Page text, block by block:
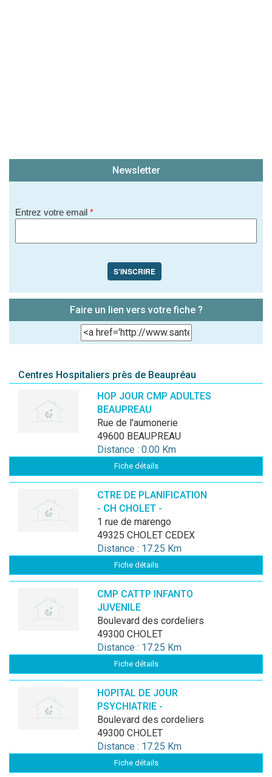
Newsletter
Entrez votre email *
S'INSCRIRE
Faire un lien vers votre fiche ?
Centres Hospitaliers près de Beaupréau
HOP JOUR CMP ADULTES
BEAUPREAU
rue de l'aumonerie
49600 BEAUPREAU
Distance : 0.00 Km
Fiche détails
CTRE DE PLANIFICATION
- CH CHOLET -
1 rue de marengo
49325 CHOLET CEDEX
Distance : 17.25 Km
Fiche détails
CMP CATTP INFANTO
JUVENILE
boulevard des cordeliers
49300 CHOLET
Distance : 17.25 Km
Fiche détails
HOPITAL DE JOUR
PSYCHIATRIE -
boulevard des cordeliers
49300 CHOLET
Distance : 17.25 Km
Fiche détails